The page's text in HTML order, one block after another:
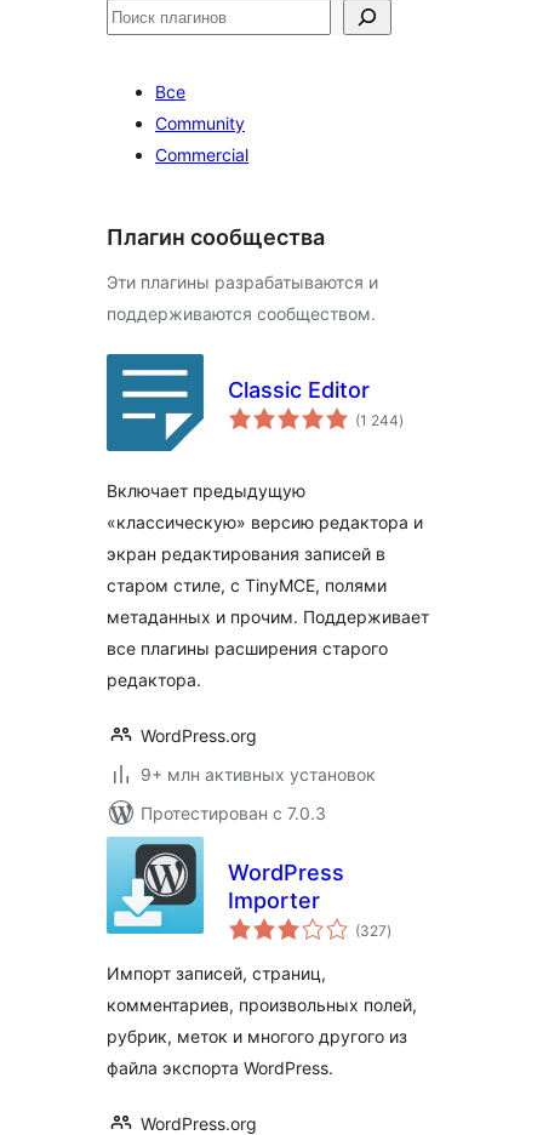
Поиск
Все
Community
Commercial
Плагин сообщества
Эти плагины разрабатываются и
поддерживаются сообществом.
Classic Editor
(1 244общий
рейтинг
)
Включает предыдущую
«классическую» версию редактора и
экран редактирования записей в
старом стиле, с TinyMCE, полями
метаданных и прочим. Поддерживает
все плагины расширения старого
редактора.
WordPress.org
9+ млн активных установок
Протестирован с 7.0.3
WordPress
Importer
(327общий
рейтинг
)
Импорт записей, страниц,
комментариев, произвольных полей,
рубрик, меток и многого другого из
файла экспорта WordPress.
WordPress.org